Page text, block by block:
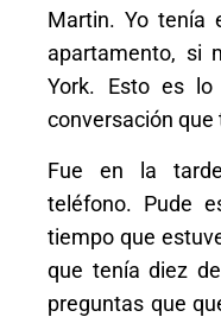
Martin. Yo tenía
apartamento, si
York. Esto es
conversación que
Fue en la
teléfono. Pude
tiempo que
que tenía diez
preguntas que